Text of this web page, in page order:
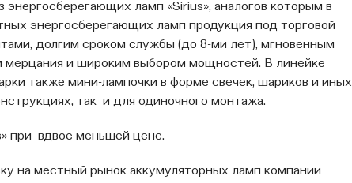
ламп «Sirius», аналогов которым в
энергосберегающих ламп продукция под торговой
долгим сроком службы (до 8-ми лет), мгновенным
мерцания и широким выбором мощностей. В линейке
также мини-лампочки в форме свечек, шариков и иных
так и для одиночного монтажа.
при вдвое меньшей цене.
на местный рынок аккумуляторных ламп компании